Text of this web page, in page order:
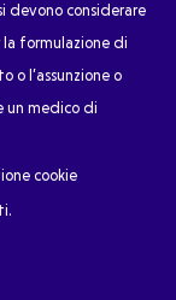
devono considerare
formulazione di
o l’assunzione o
un medico di
cookie